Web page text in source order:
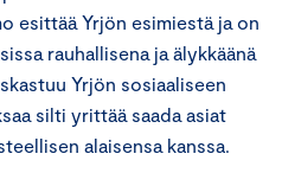
esittää Yrjön esimiestä ja on
rauhallisena ja älykkäänä
Yrjön sosiaaliseen
silti yrittää saada asiat
alaisensa kanssa.